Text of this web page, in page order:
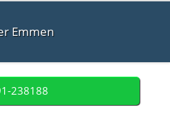
Emmen
238188